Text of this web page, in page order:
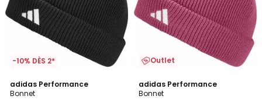
-10% DÈS 2*
adidas Performance
Bonnet
4,9
/ 5
2
Couleurs
Outlet
adidas Performance
Bonnet
4,9
/ 5